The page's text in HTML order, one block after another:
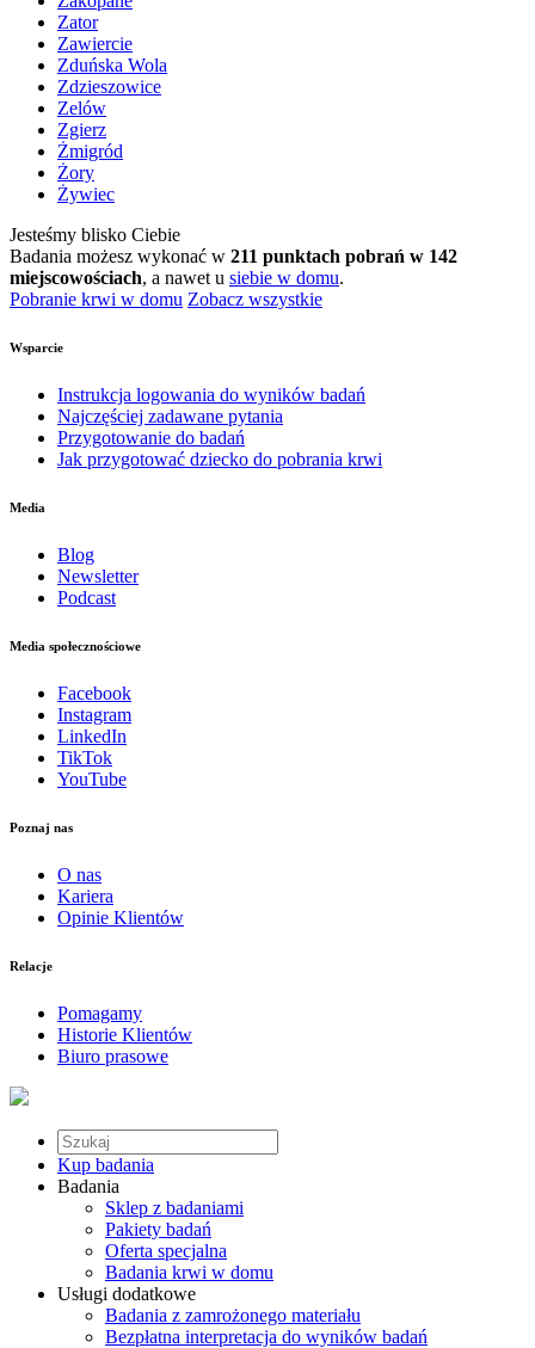
Zator
Zawiercie
Zduńska Wola
Zdzieszowice
Zelów
Zgierz
Żmigród
Żory
Żywiec
Jesteśmy blisko Ciebie
Badania możesz wykonać w 211 punktach pobrań w 142
miejscowościach, a nawet u siebie w domu.
Pobranie krwi w domu Zobacz wszystkie
Wsparcie
Instrukcja logowania do wyników badań
Najczęściej zadawane pytania
Przygotowanie do badań
Jak przygotować dziecko do pobrania krwi
Media
Blog
Newsletter
Podcast
Media społecznościowe
Facebook
Instagram
LinkedIn
TikTok
YouTube
Poznaj nas
O nas
Kariera
Opinie Klientów
Relacje
Pomagamy
Historie Klientów
Biuro prasowe
Kup badania
Badania
Sklep z badaniami
Pakiety badań
Oferta specjalna
Badania krwi w domu
Usługi dodatkowe
Badania z zamrożonego materiału
Bezpłatna interpretacja do wyników badań